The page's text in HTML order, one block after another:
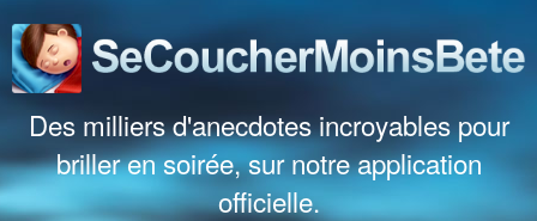
Des milliers d'anecdotes incroyables pour
briller en soirée, sur notre application
officielle.